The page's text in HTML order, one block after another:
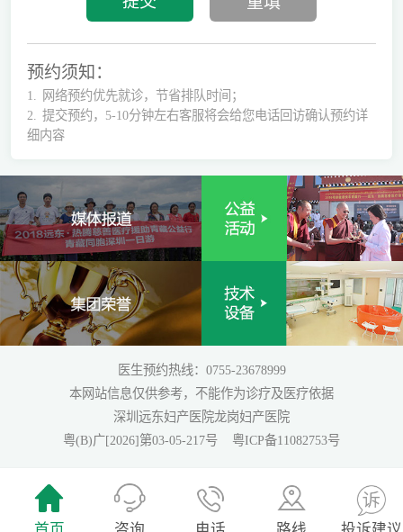
预约须知：
1.
网络预约优先就诊，节省排队时间；
2.
提交预约，5-10分钟左右客服将会给您电话回访确认预约详
细内容
医生预约热线：0755-23678999
本网站信息仅供参考，不能作为诊疗及医疗依据
深圳远东妇产医院龙岗妇产医院
粤(B)广[2026]第03-05-217号
粤ICP备11082753号